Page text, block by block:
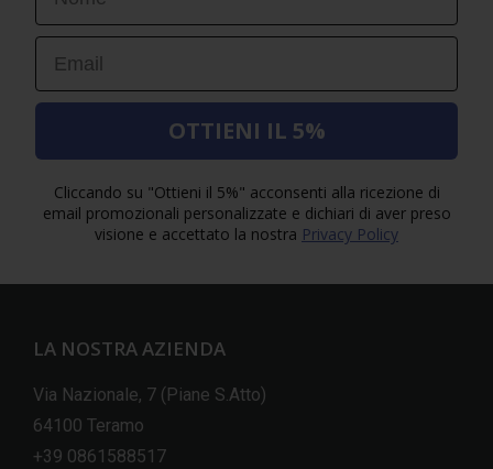
Email
OTTIENI IL 5%
Cliccando su "Ottieni il 5%" acconsenti alla ricezione di
email promozionali personalizzate e dichiari di aver preso
visione e accettato la nostra Privacy Policy
LA NOSTRA AZIENDA
Via Nazionale, 7 (Piane S.Atto)
64100 Teramo
+39 0861588517